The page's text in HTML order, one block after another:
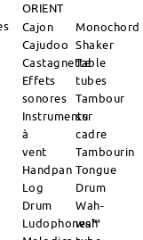
ORIENT
Cajon
Cajudoo
Castagnette
Effets
sonores
Instruments
à
vent
Handpan
Log
Drum
Ludophones™
Monochord
Shaker
Table
tubes
Tambour
sur
cadre
Tambourin
Tongue
Drum
Wah-
wah